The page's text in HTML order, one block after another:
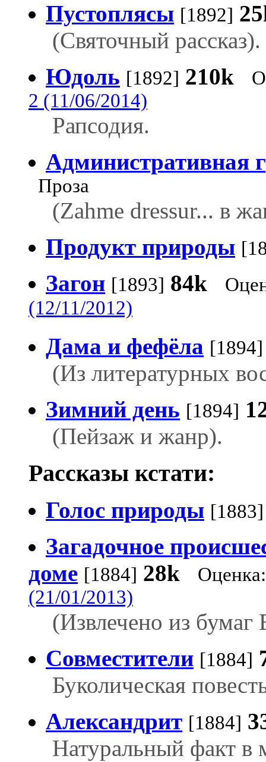
Пустоплясы [1892]
(Святочный рассказ).
Юдоль [1892] 210k
2 (11/06/2014)
Рапсодия.
Административная
Проза
(Zahme dressur... в
Продукт природы
Загон [1893] 84k
(12/11/2012)
Дама и фефёла [1894]
(Из литературных
Зимний день [1894]
(Пейзаж и жанр).
Рассказы кстати:
Голос природы [1883]
Загадочное
доме [1884] 28k
Оценка:
(21/01/2013)
(Извлечено из
Совместители [1884]
Буколическая
Александрит [1884]
Натуральный факт в